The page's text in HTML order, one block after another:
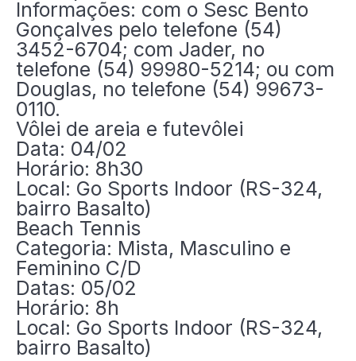
Informações: com o Sesc Bento
Gonçalves pelo telefone (54)
3452-6704; com Jader, no
telefone (54) 99980-5214; ou com
Douglas, no telefone (54) 99673-
0110.
Vôlei de areia e futevôlei
Data: 04/02
Horário: 8h30
Local: Go Sports Indoor (RS-324,
bairro Basalto)
Beach Tennis
Categoria: Mista, Masculino e
Feminino C/D
Datas: 05/02
Horário: 8h
Local: Go Sports Indoor (RS-324,
bairro Basalto)